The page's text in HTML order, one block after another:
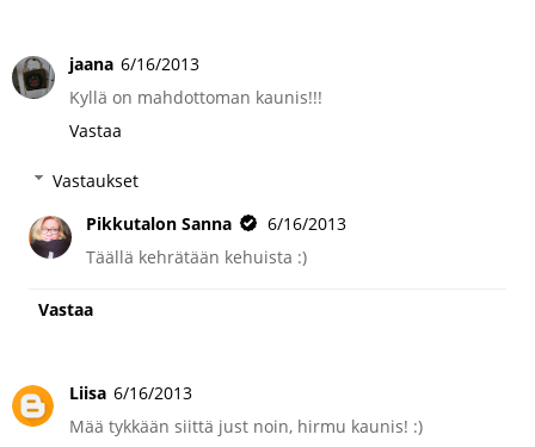
jaana 6/16/2013
Kyllä on mahdottoman kaunis!!!
Vastaa
Vastaukset
Pikkutalon Sanna
6/16/2013
Täällä kehrätään kehuista :)
Vastaa
Liisa 6/16/2013
Mää tykkään siittä just noin, hirmu kaunis! :)